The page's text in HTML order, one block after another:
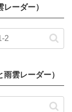
ーダー）
雲レーダー）